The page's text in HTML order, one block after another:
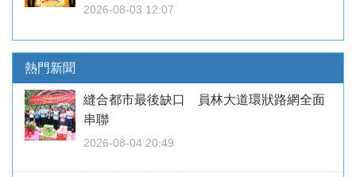
2026-08-03 12:07
熱門新聞
縫合都市最後缺口 員林大道環狀路網全面
串聯
2026-08-04 20:49